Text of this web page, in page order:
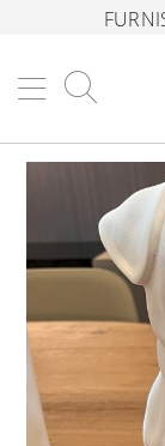
end
of
images
gallery